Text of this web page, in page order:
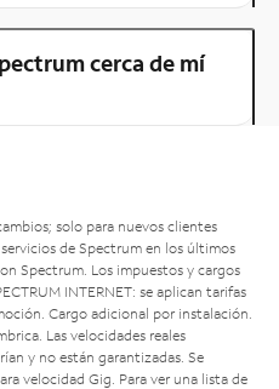
cerca de mí
solo para nuevos clientes
de Spectrum en los últimos
Spectrum. Los impuestos y cargos
INTERNET: se aplican tarifas
Cargo adicional por instalación.
Las velocidades reales
y no están garantizadas. Se
velocidad Gig. Para ver una lista de